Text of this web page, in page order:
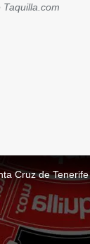
Cruz de Tenerife